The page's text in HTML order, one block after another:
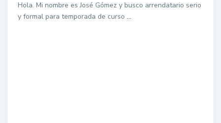
Hola. Mi nombre es José Gómez y busco arrendatario serio
y formal para temporada de curso ...